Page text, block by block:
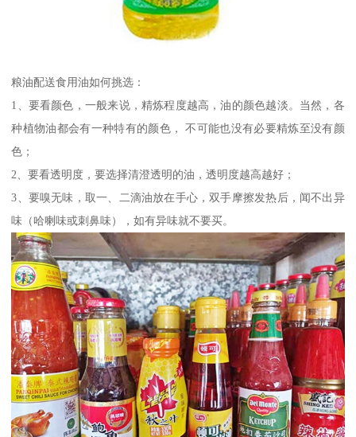
粮油配送食用油如何挑选：
1、要看颜色，一般来说，精炼程度越高，油的颜色越淡。当然，各
种植物油都会有一种特有的颜色， 不可能也没有必要精炼至没有颜
色；
2、要看透明度，要选择清澄透明的油，透明度越高越好；
3、要嗅无味，取一、二滴油放在手心，双手摩擦发热后，闻不出异
味（哈喇味或刺鼻味），如有异味就不要买。